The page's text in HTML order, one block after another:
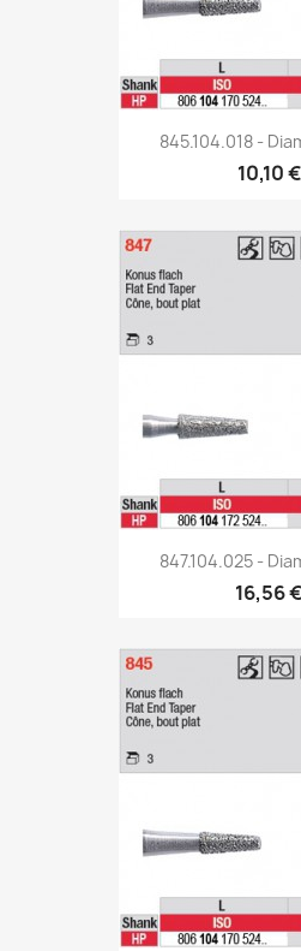
845.104.018 -
10,10 €
847.104.025 -
16,56 €